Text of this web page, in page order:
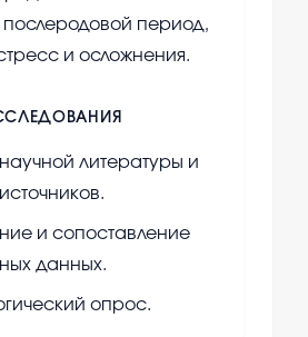
период,
и осложнения.
литературы и
и сопоставление
данных.
опрос.